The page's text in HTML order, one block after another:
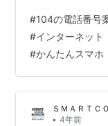
に登録している
私自身も何も困
「104」に電話す
ます。 電話の進
がらに思い出し
供が生まれた頃
#104の電話番号
#インターネット
#かんたんスマホ
ＳＭＡＲＴＣ
• 4年前